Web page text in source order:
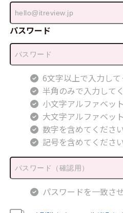
パスワード
6文字以上で入力し
半角のみで入力して
小文字アルファベッ
大文字アルファベッ
数字を含めてくださ
記号を含めてくださ
パスワードを一致さ